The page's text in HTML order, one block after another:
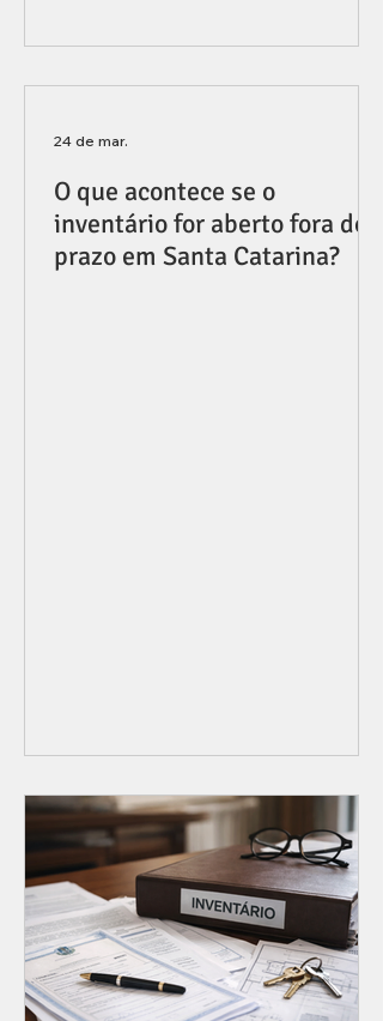
O que acontece se o
inventário for aberto fora do
prazo em Santa Catarina?
24 de mar.